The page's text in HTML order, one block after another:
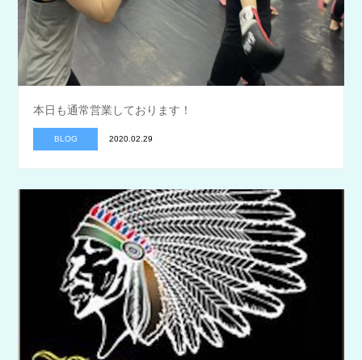
本日も通常営業しております！
BLOG 2020.02.29